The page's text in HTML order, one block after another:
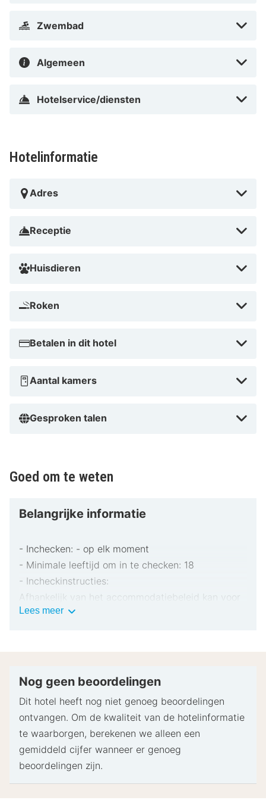
Zwembad
Algemeen
Hotelservice/diensten
Hotelinformatie
Adres
Receptie
Huisdieren
Roken
Betalen in dit hotel
Aantal kamers
Gesproken talen
Goed om te weten
Belangrijke informatie
- Inchecken: - op elk moment
- Minimale leeftijd om in te checken: 18
- Incheckinstructies:
Afhankelijk van het accommodatiebeleid kan voor
extra personen een toeslag in rekening worden
pinpas of borgsom in contanten te verstrekken
Speciale verzoeken worden onder voorbehoud van
beschikbaarheid bij het inchecken ingewilligd.
Hiervoor kunnen extra kosten in rekening worden
gebracht. Speciale verzoeken kunnen niet worden
gegarandeerd.
Lees meerBelangrijke
Nog geen beoordelingen
Dit hotel heeft nog niet genoeg beoordelingen
ontvangen. Om de kwaliteit van de hotelinformatie
te waarborgen, berekenen we alleen een
gemiddeld cijfer wanneer er genoeg
beoordelingen zijn.